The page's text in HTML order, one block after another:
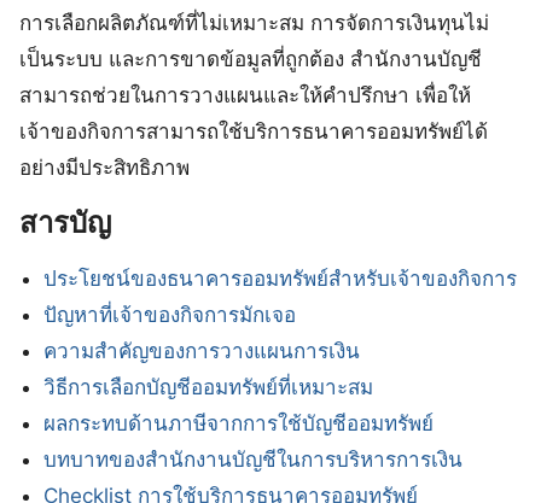
การเลือกผลิตภัณฑ์ที่ไม่เหมาะสม การจัดการเงินทุนไม่
เป็นระบบ และการขาดข้อมูลที่ถูกต้อง สำนักงานบัญชี
สามารถช่วยในการวางแผนและให้คำปรึกษา เพื่อให้
เจ้าของกิจการสามารถใช้บริการธนาคารออมทรัพย์ได้
อย่างมีประสิทธิภาพ
สารบัญ
ประโยชน์ของธนาคารออมทรัพย์สำหรับเจ้าของกิจการ
ปัญหาที่เจ้าของกิจการมักเจอ
ความสำคัญของการวางแผนการเงิน
วิธีการเลือกบัญชีออมทรัพย์ที่เหมาะสม
ผลกระทบด้านภาษีจากการใช้บัญชีออมทรัพย์
บทบาทของสำนักงานบัญชีในการบริหารการเงิน
Checklist การใช้บริการธนาคารออมทรัพย์